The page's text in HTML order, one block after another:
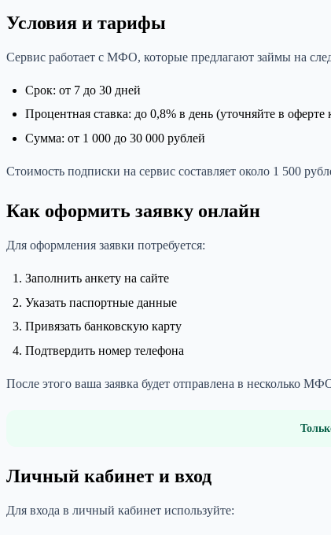
Условия и тарифы
Сервис работает с МФО, которые предлагают займы на
Срок: от 7 до 30 дней
Процентная ставка: до 0,8% в день (уточняйте в
Сумма: от 1 000 до 30 000 рублей
Стоимость подписки на сервис составляет около 1 500
Как оформить заявку онлайн
Для оформления заявки потребуется:
Заполнить анкету на сайте
Указать паспортные данные
Привязать банковскую карту
Подтвердить номер телефона
После этого ваша заявка будет отправлена в несколько
Личный кабинет и вход
Для входа в личный кабинет используйте: